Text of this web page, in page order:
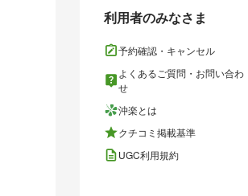
利用者のみなさま
予約確認・キャンセル
よくあるご質問・お問い合わ
せ
沖楽とは
クチコミ掲載基準
UGC利用規約